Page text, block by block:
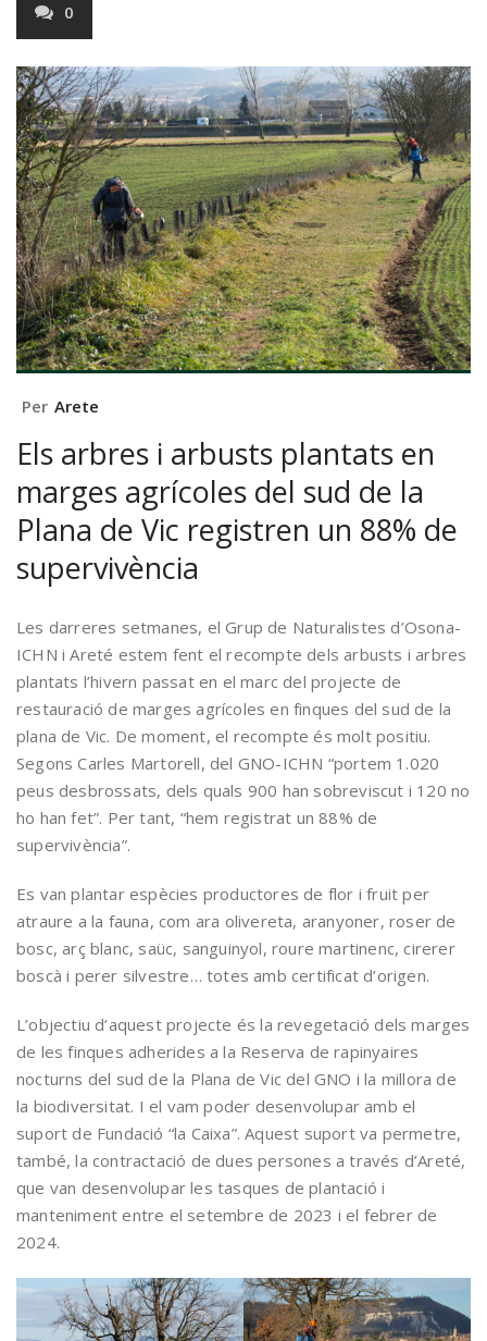
0
Per Arete
Els arbres i arbusts plantats en
marges agrícoles del sud de la
Plana de Vic registren un 88% de
supervivència
Les darreres setmanes, el Grup de Naturalistes d’Osona-
ICHN i Areté estem fent el recompte dels arbusts i arbres
plantats l’hivern passat en el marc del projecte de
restauració de marges agrícoles en finques del sud de la
plana de Vic. De moment, el recompte és molt positiu.
Segons Carles Martorell, del GNO-ICHN “portem 1.020
peus desbrossats, dels quals 900 han sobreviscut i 120 no
ho han fet”. Per tant, “hem registrat un 88% de
supervivència”.
Es van plantar espècies productores de flor i fruit per
atraure a la fauna, com ara olivereta, aranyoner, roser de
bosc, arç blanc, saüc, sanguinyol, roure martinenc, cirerer
boscà i perer silvestre… totes amb certificat d’origen.
L’objectiu d’aquest projecte és la revegetació dels marges
de les finques adherides a la Reserva de rapinyaires
nocturns del sud de la Plana de Vic del GNO i la millora de
la biodiversitat. I el vam poder desenvolupar amb el
suport de Fundació “la Caixa”. Aquest suport va permetre,
també, la contractació de dues persones a través d’Areté,
que van desenvolupar les tasques de plantació i
manteniment entre el setembre de 2023 i el febrer de
2024.